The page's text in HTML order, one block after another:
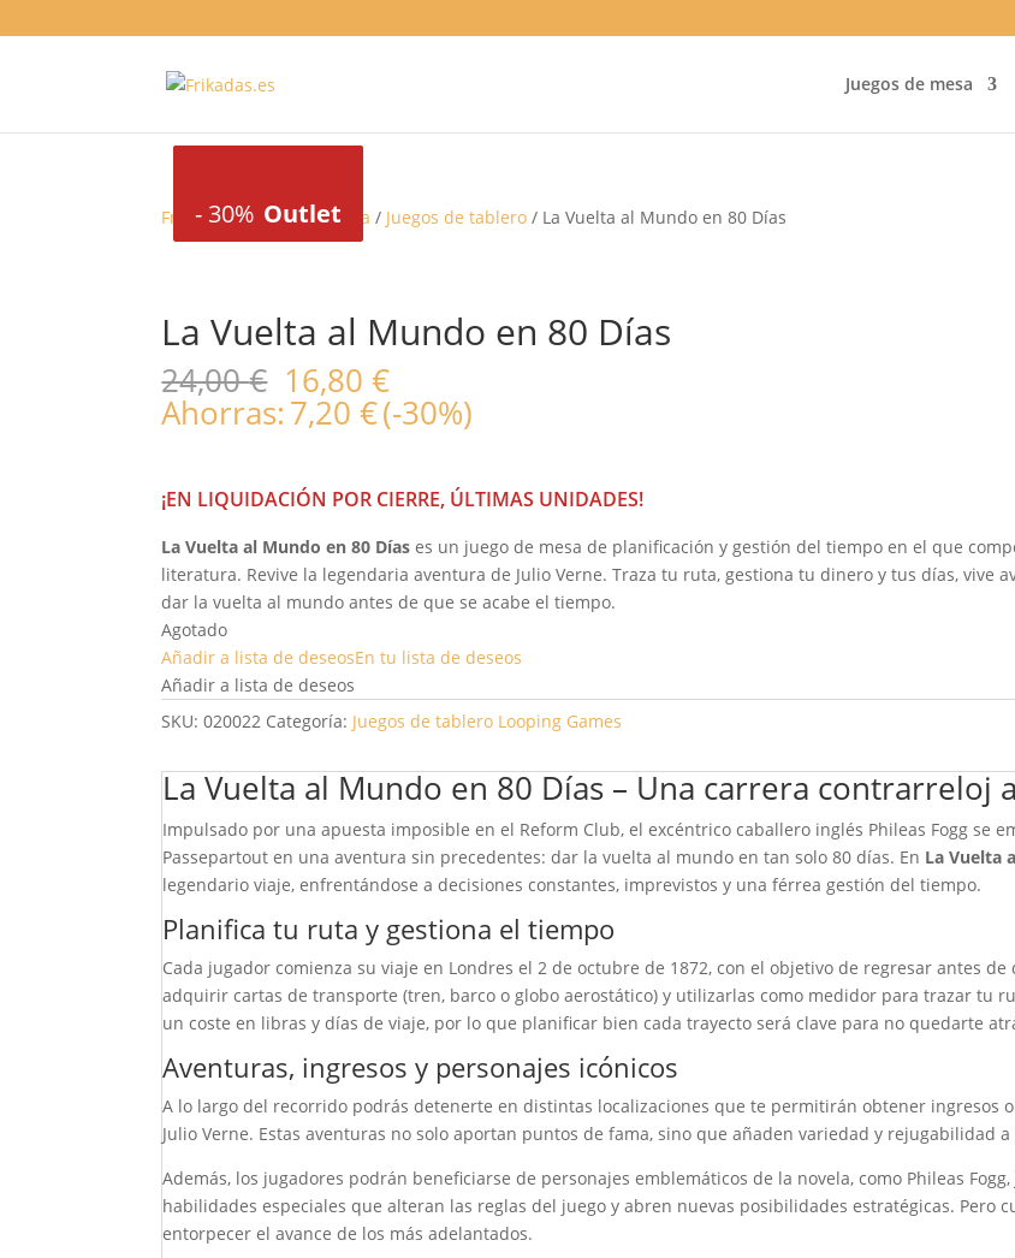
Juegos de mesa
Frikadas/Juegos de mesa / Juegos de tablero / La Vuelta al Mundo en 80 Días
La Vuelta al Mundo en 80 Días
24,00€ El
precio
original
24,00 €.
16,80€El
precio
actual
16,80 €.
Ahorras:7,20€(-30%)
¡EN LIQUIDACIÓN POR CIERRE, ÚLTIMAS UNIDADES!
La Vuelta al Mundo en 80 Días es un juego de mesa de planificación y gestión del tiempo en el que
literatura. Revive la legendaria aventura de Julio Verne. Traza tu ruta, gestiona tu dinero y tus días, vive
dar la vuelta al mundo antes de que se acabe el tiempo.
Agotado
Añadir a lista de deseosEn tu lista de deseos
Añadir a lista de deseos
SKU:020022 Categoría: Juegos de tablero Looping Games
La Vuelta al Mundo en 80 Días – Una carrera
Impulsado por una apuesta imposible en el Reform Club, el excéntrico caballero inglés Phileas Fogg se
Passepartout en una aventura sin precedentes: dar la vuelta al mundo en tan solo 80 días. En La Vuelta
legendario viaje, enfrentándose a decisiones constantes, imprevistos y una férrea gestión del tiempo.
Planifica tu ruta y gestiona el tiempo
Cada jugador comienza su viaje en Londres el 2 de octubre de 1872, con el objetivo de regresar antes
adquirir cartas de transporte (tren, barco o globo aerostático) y utilizarlas como medidor para trazar tu
un coste en libras y días de viaje, por lo que planificar bien cada trayecto será clave para no quedarte
Aventuras, ingresos y personajes icónicos
A lo largo del recorrido podrás detenerte en distintas localizaciones que te permitirán obtener ingresos
Julio Verne. Estas aventuras no solo aportan puntos de fama, sino que añaden variedad y rejugabilidad
Además, los jugadores podrán beneficiarse de personajes emblemáticos de la novela, como Phileas
habilidades especiales que alteran las reglas del juego y abren nuevas posibilidades estratégicas. Pero
entorpecer el avance de los más adelantados.
- 30% Outlet
- 30% Outlet